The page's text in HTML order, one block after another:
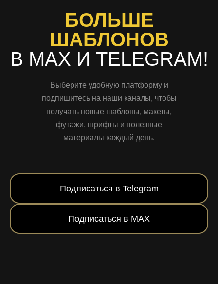
БОЛЬШЕ
ШАБЛОНОВ
В MAX И TELEGRAM!
Выберите удобную платформу и
подпишитесь на наши каналы, чтобы
получать новые шаблоны, макеты,
футажи, шрифты и полезные
материалы каждый день.
Подписаться в Telegram
Подписаться в MAX